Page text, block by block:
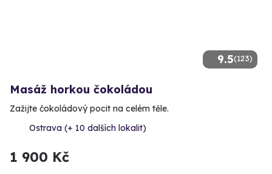
9.5(123)
Masáž horkou čokoládou
Zažijte čokoládový pocit na celém těle.
Ostrava (+ 10 dalších lokalit)
1 900 Kč